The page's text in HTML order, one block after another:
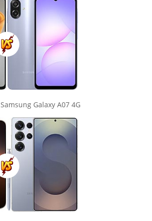
Samsung Galaxy A07 4G